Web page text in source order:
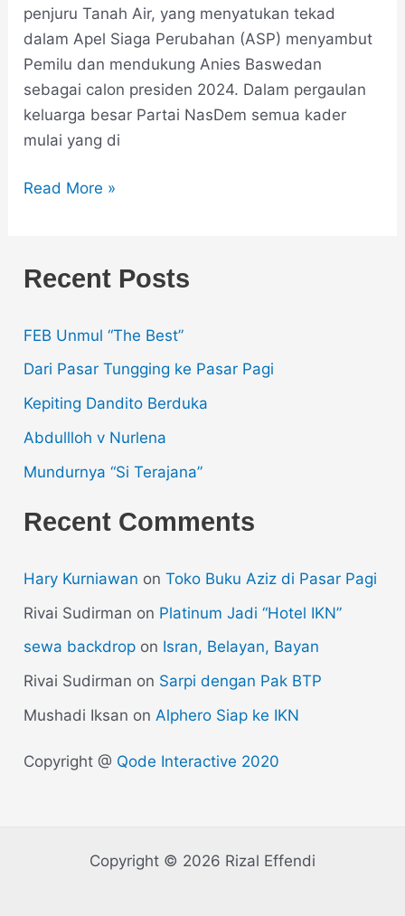
penjuru Tanah Air, yang menyatukan tekad
dalam Apel Siaga Perubahan (ASP) menyambut
Pemilu dan mendukung Anies Baswedan
sebagai calon presiden 2024. Dalam pergaulan
keluarga besar Partai NasDem semua kader
mulai yang di
Read More »
Recent Posts
FEB Unmul “The Best”
Dari Pasar Tungging ke Pasar Pagi
Kepiting Dandito Berduka
Abdullloh v Nurlena
Mundurnya “Si Terajana”
Recent Comments
Hary Kurniawan onToko Buku Aziz di Pasar Pagi
Rivai Sudirman on Platinum Jadi “Hotel IKN”
sewa backdrop on Isran, Belayan, Bayan
Rivai Sudirman on Sarpi dengan Pak BTP
Mushadi Iksan on Alphero Siap ke IKN
Copyright @ Qode Interactive 2020
Copyright © 2026 Rizal Effendi